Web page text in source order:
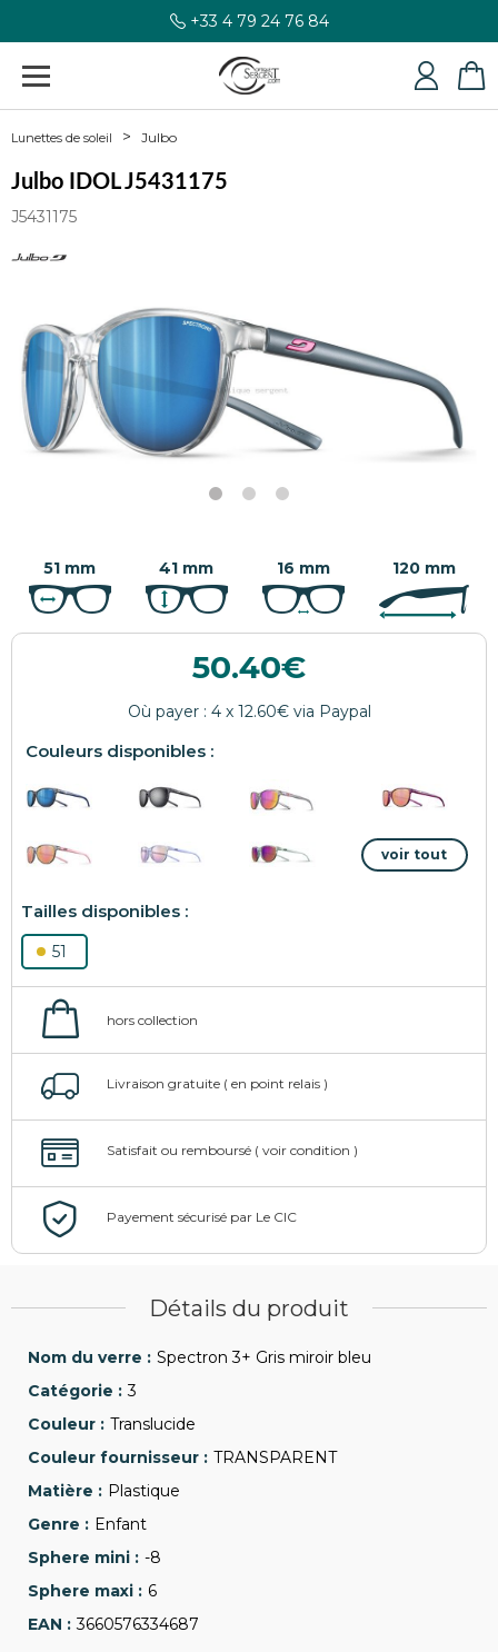
+33 4 79 24 76 84
Lunettes de soleil Julbo
Julbo IDOL J5431175
J5431175
51 mm 41 mm 16 mm 120 mm
50.40
51
Détails du produit
Spectron 3+ Gris miroir bleu
3
Translucide
TRANSPARENT
Plastique
Enfant
-8
6
3660576334687